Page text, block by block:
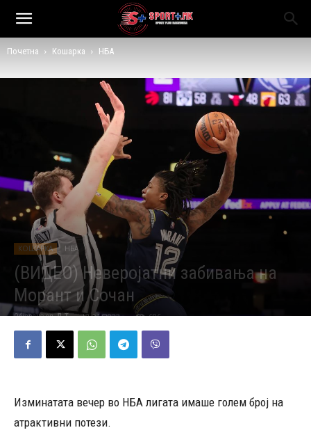
Почетна Кошарка НБА
КОШАРКА НБА
(ВИДЕО) Неверојатни забивања на
Морант и Сочан
Објавено од Д.Т. - 12/01/2023 606
Изминатата вечер во НБА лигата имаше голем број на
атрактивни потези.